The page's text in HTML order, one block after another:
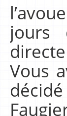
jours
Vous